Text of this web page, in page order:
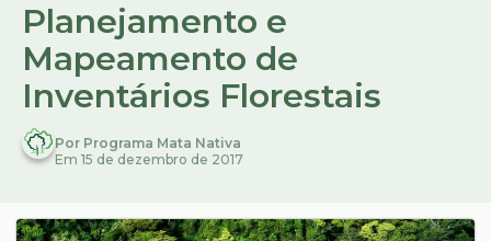
Planejamento e
Mapeamento de
Inventários Florestais
Por Programa Mata Nativa
Em 15 de dezembro de 2017